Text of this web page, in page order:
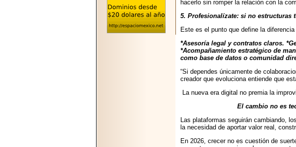
2025-10-16
hacerlo sin romper la relación con la
5. Profesionalízate: si no estructuras
Este es el punto que define la
*Asesoría legal y contratos claros.
*Acompañamiento estratégico de
como base de datos o comunidad
“Si dependes únicamente de
creador que evoluciona entiende que
La nueva era digital no premia la
El cambio no es
Las plataformas seguirán cambiando,
la necesidad de aportar valor real,
En 2026, crecer no es cuestión de